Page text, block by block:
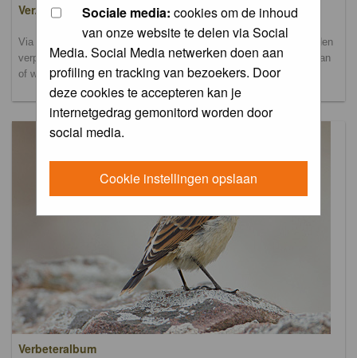
Sociale media: cookies om de inhoud
van onze website te delen via Social
Media. Social Media netwerken doen aan
profiling en tracking van bezoekers. Door
deze cookies te accepteren kan je
internetgedrag gemonitord worden door
social media.
Cookie instellingen opslaan
Verzamel- en uploadalbum
Via dit album kun je foto's uploaden. Onderscheidende foto's worden
verplaatst naar de database-albums. Andere foto's blijven hier staan
of worden verplaatst naar het verbeteralbum.
Verbeteralbum